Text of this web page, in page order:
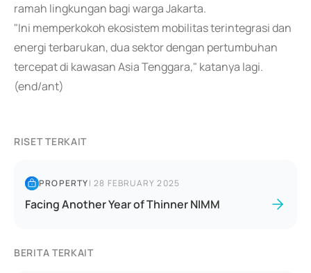
ramah lingkungan bagi warga Jakarta.
"Ini memperkokoh ekosistem mobilitas terintegrasi dan
energi terbarukan, dua sektor dengan pertumbuhan
tercepat di kawasan Asia Tenggara," katanya lagi.
(end/ant)
RISET TERKAIT
PROPERTY|28 FEBRUARY 2025
Facing Another Year of Thinner NIMM
BERITA TERKAIT